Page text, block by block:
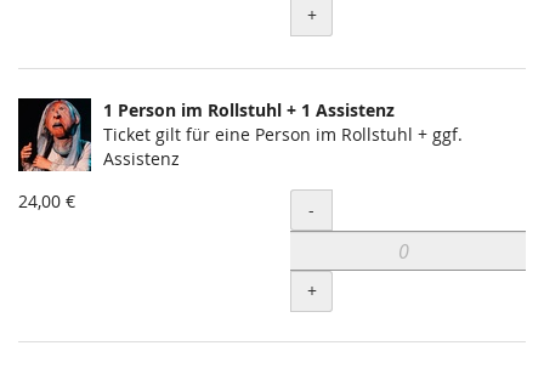
+
1 Person im Rollstuhl + 1 Assistenz
Ticket gilt für eine Person im Rollstuhl + ggf.
Assistenz
24,00 €
Menge
-
+